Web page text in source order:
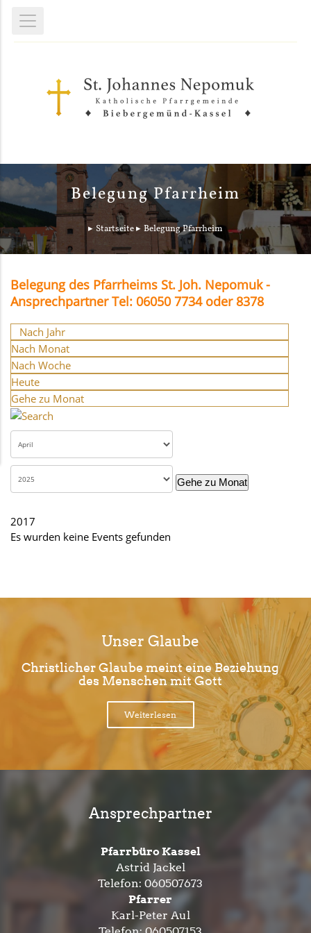
Belegung Pfarrheim
Startseite Belegung Pfarrheim
Belegung des Pfarrheims St. Joh. Nepomuk -
Ansprechpartner Tel: 06050 7734 oder 8378
Nach Jahr
Nach Monat
Nach Woche
Heute
Gehe zu Monat
Gehe zu Monat
2017
Es wurden keine Events gefunden
Unser Glaube
Christlicher Glaube meint eine Beziehung
des Menschen mit Gott
Weiterlesen
Ansprechpartner
Pfarrbüro Kassel
Astrid Jackel
Telefon: 060507673
Pfarrer
Karl-Peter Aul